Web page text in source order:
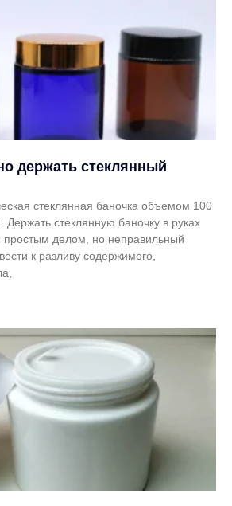
держать стеклянный
стеклянная баночка объемом 100
Держать стеклянную баночку в руках
простым делом, но неправильный
к разливу содержимого,